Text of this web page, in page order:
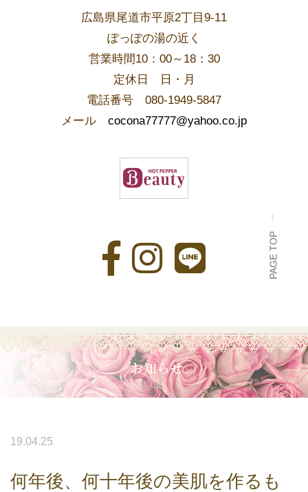
広島県尾道市平原2丁目9-11
ぽっぽの湯の近く
営業時間10：00～18：30
​定休日 日・月
電話番号 080-1949-5847
メール cocona77777@yahoo.co.jp
PAGE TOP
19.04.25
何年後、何十年後の美肌を作るも